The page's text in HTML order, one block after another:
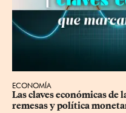
ECONOMÍA
Las claves económicas de
remesas y política